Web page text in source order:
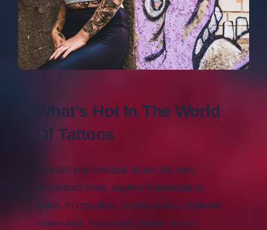
What’s Hot In The World
Of Tattoos
Aliquam erat volutpat. Etiam dui sem,
fermentum vitae, sagittis malesuada in,
quam. In convallis. In enim a arcu imperdie
malesuada. Fusce wisi. Etiam dictum